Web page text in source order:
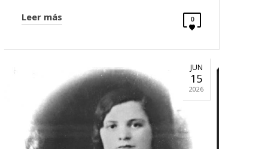
Leer más 0
JUN
15
2026